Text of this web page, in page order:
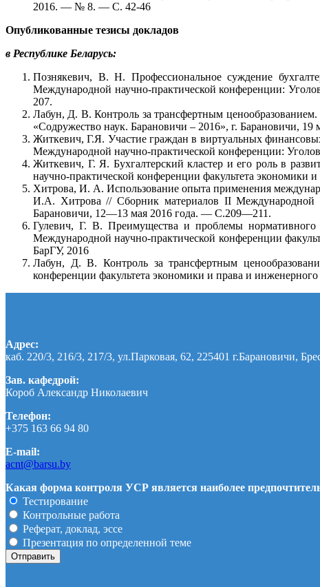
2016. — № 8. — С. 42-46
Опубликованные тезисы докладов
в Республике Беларусь:
Познякевич, В. Н. Профессиональное суждение
Международной научно-практической конференции:
207.
Лабун, Д. В. Контроль за трансфертным
«Содружество наук. Барановичи – 2016», г. Барановичи,
Житкевич, Г.Я. Участие граждан в виртуальных
Международной научно-практической конференции:
Житкевич, Г. Я. Бухгалтерский кластер и его роль в
научно-практической конференции факультета
Хитрова, И. А. Использование опыта применения
И.А. Хитрова // Сборник материалов II Международной
Барановичи, 12—13 мая 2016 года. — С.209—211.
Гулевич, Г. В. Преимущества и проблемы нормативного
Международной научно-практической конференции
БарГУ, 2016
Лабун, Д. В. Контроль за трансфертным
конференции факультета экономики и права и
Адрес:
каб. 220/3, 216/3, 217/3, ул.Парковая, 62, 225401 г.Барановичи,
Зав. кафедрой:
Короб Александр Николаевич
Телефон:
+375 163 66 94 80
E-mail:
acnt@barsu.by
Какая форма контроля УСР является наиболее
Тестирование
Контрольные работа
Реферат, доклад, эссе
Презентация по определенной теме